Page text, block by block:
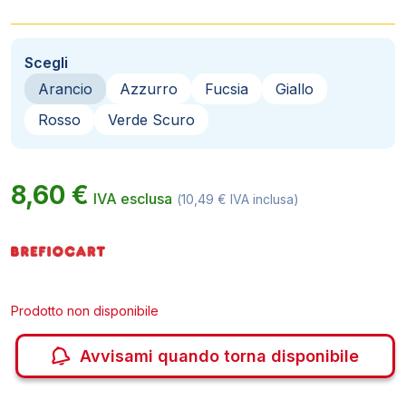
Scegli
Arancio
Azzurro Fucsia
Giallo
Rosso
Verde Scuro
8,60 € IVA esclusa (10,49 € IVA inclusa)
Prodotto non disponibile
Avvisami quando torna disponibile